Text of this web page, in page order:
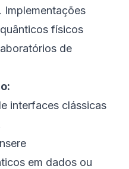
Implementações
físicos
de
interfaces clássicas
em dados ou